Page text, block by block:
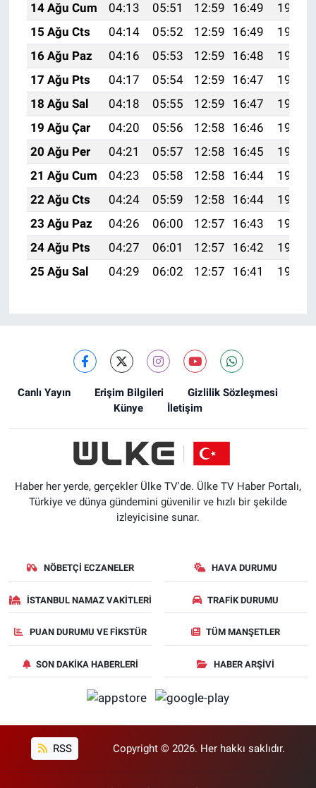
14 Ağu Cum
04:13 05:51 12:59 16:49
19:58
15 Ağu Cts
04:14 05:52 12:59 16:49
19:57
16 Ağu Paz
04:16 05:53 12:59 16:48
19:55
17 Ağu Pts
04:17 05:54 12:59 16:47
19:54
18 Ağu Sal
04:18 05:55 12:59 16:47
19:52
19 Ağu Çar
04:20 05:56 12:58 16:46
19:51
20 Ağu Per
04:21 05:57 12:58 16:45
19:50
21 Ağu Cum
04:23 05:58 12:58 16:44
19:48
22 Ağu Cts
04:24 05:59 12:58 16:44
19:47
23 Ağu Paz
04:26 06:00 12:57 16:43
19:45
24 Ağu Pts
04:27 06:01 12:57 16:42
19:43
25 Ağu Sal
04:29 06:02 12:57 16:41 19:42
Canlı Yayın Erişim Bilgileri
Gizlilik Sözleşmesi
Künye
İletişim
Haber her yerde, gerçekler Ülke TV'de. Ülke TV Haber Portalı,
Türkiye ve dünya gündemini güvenilir ve hızlı bir şekilde
izleyicisine sunar.
NÖBETÇI ECZANELER HAVA DURUMU
İSTANBUL NAMAZ VAKITLERI TRAFIK DURUMU
PUAN DURUMU VE FIKSTÜR TÜM MANŞETLER
SON DAKIKA HABERLERI HABER ARŞIVI
RSS Copyright © 2026. Her hakkı saklıdır.